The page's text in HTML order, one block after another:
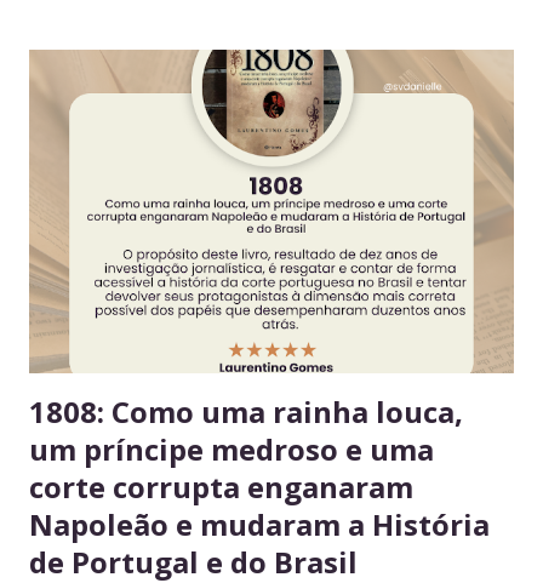
convivência e evita conflitos desnecessários. 2. Organize
seus alimentos em um único espaço Facilita o controle da
validade e mantém a geladeira práticas para todos. 3.
Consuma apenas o que é seu Evita mal-entendidos e
reforça a confiança entre colegas. 4. Derramou algo? Limpe
na hora Higiene imediata garante um ambiente limpo e
agradável para o próximo usuário. 5. Não deixe alimentos
estragarem Escolha um dia fixo da semana para revisar
seus itens e evitar desperdício. 6....
1808: Como uma rainha louca,
um príncipe medroso e uma
corte corrupta enganaram
Napoleão e mudaram a História
de Portugal e do Brasil